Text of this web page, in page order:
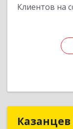
Клиентов на